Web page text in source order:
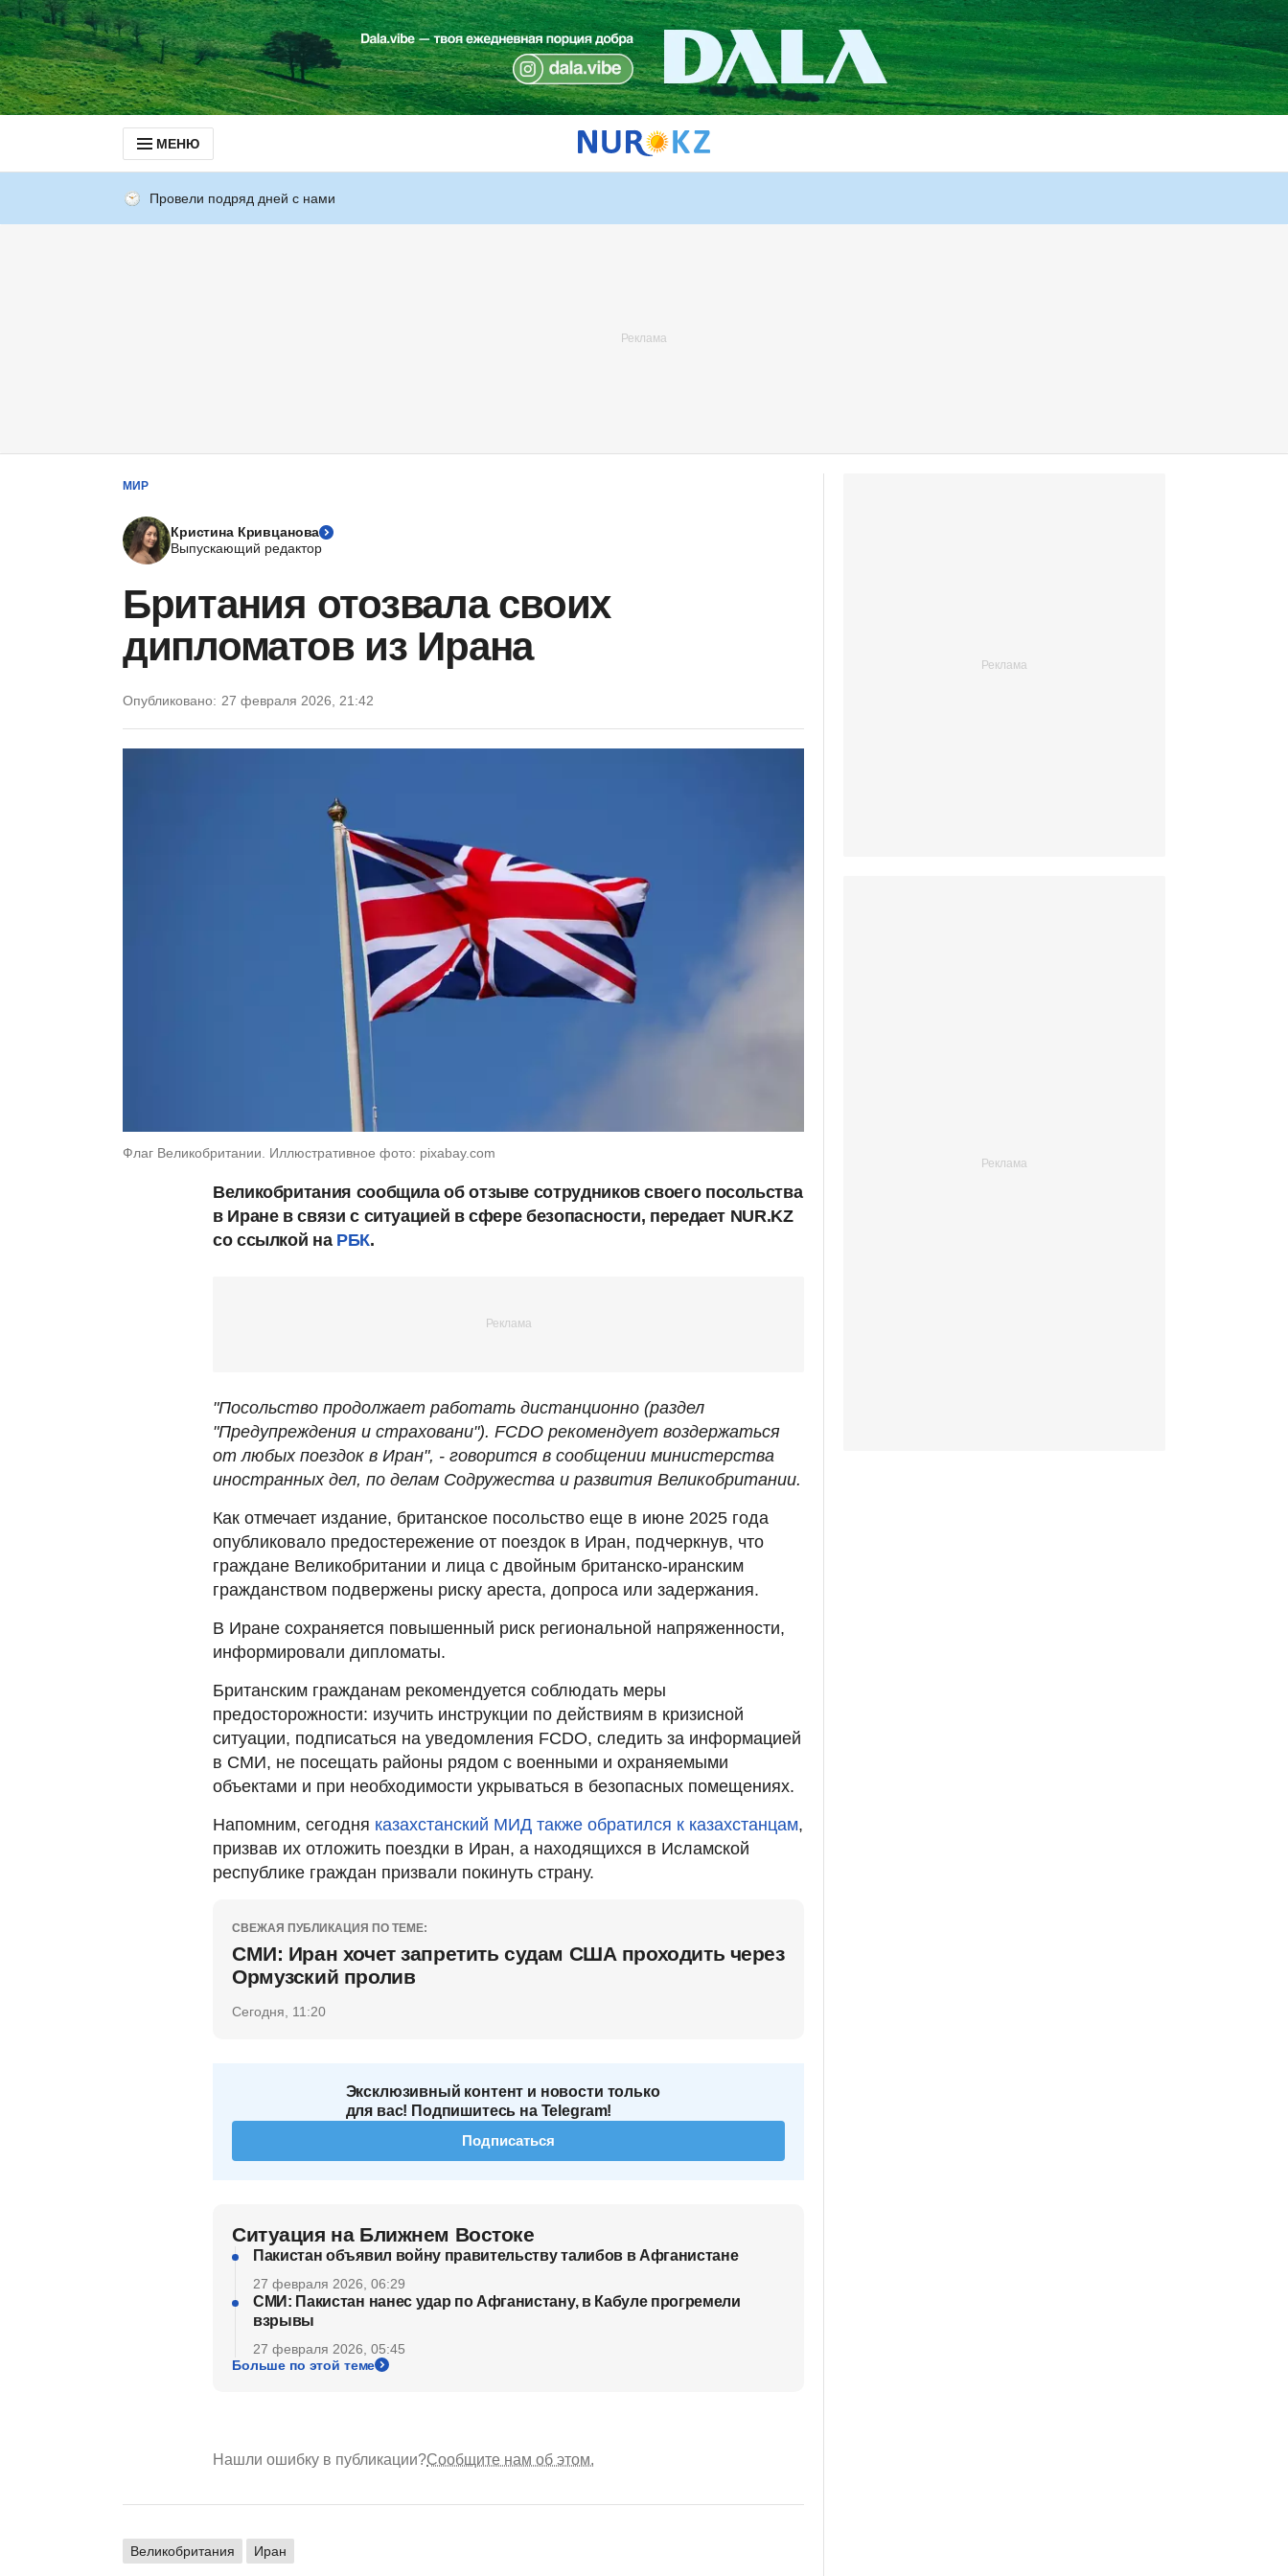
МЕНЮ
Провели подряд дней с нами
МИР
Кристина Кривцанова
Выпускающий редактор
Британия отозвала своих
дипломатов из Ирана
Опубликовано: 27 февраля 2026, 21:42
Флаг Великобритании. Иллюстративное фото: pixabay.com
Великобритания сообщила об отзыве сотрудников своего посольства
в Иране в связи с ситуацией в сфере безопасности, передает NUR.KZ
со ссылкой на РБК.
"Посольство продолжает работать дистанционно (раздел
"Предупреждения и страховани"). FCDO рекомендует воздержаться
от любых поездок в Иран", - говорится в сообщении министерства
иностранных дел, по делам Содружества и развития Великобритании.
Как отмечает издание, британское посольство еще в июне 2025 года
опубликовало предостережение от поездок в Иран, подчеркнув, что
граждане Великобритании и лица с двойным британско-иранским
гражданством подвержены риску ареста, допроса или задержания.
В Иране сохраняется повышенный риск региональной напряженности,
информировали дипломаты.
Британским гражданам рекомендуется соблюдать меры
предосторожности: изучить инструкции по действиям в кризисной
ситуации, подписаться на уведомления FCDO, следить за информацией
в СМИ, не посещать районы рядом с военными и охраняемыми
объектами и при необходимости укрываться в безопасных помещениях.
Напомним, сегодня казахстанский МИД также обратился к казахстанцам,
призвав их отложить поездки в Иран, а находящихся в Исламской
республике граждан призвали покинуть страну.
СВЕЖАЯ ПУБЛИКАЦИЯ ПО ТЕМЕ:
СМИ: Иран хочет запретить судам США проходить через
Ормузский пролив
Сегодня, 11:20
Эксклюзивный контент и новости только
для вас! Подпишитесь на Telegram!
Подписаться
Ситуация на Ближнем Востоке
Пакистан объявил войну правительству талибов в Афганистане
27 февраля 2026, 06:29
СМИ: Пакистан нанес удар по Афганистану, в Кабуле прогремели
взрывы
27 февраля 2026, 05:45
Больше по этой теме
Нашли ошибку в публикации?Сообщите нам об этом.
Великобритания Иран